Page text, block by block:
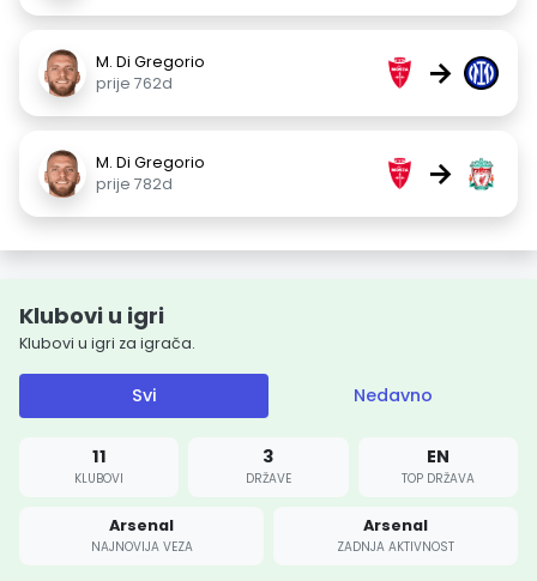
M. Di Gregorio
prije 762d
→
M. Di Gregorio
prije 782d
→
Klubovi u igri
Klubovi u igri za igrača.
Svi Nedavno
11
KLUBOVI
3
DRŽAVE
EN
TOP DRŽAVA
Arsenal
NAJNOVIJA VEZA
Arsenal
ZADNJA AKTIVNOST